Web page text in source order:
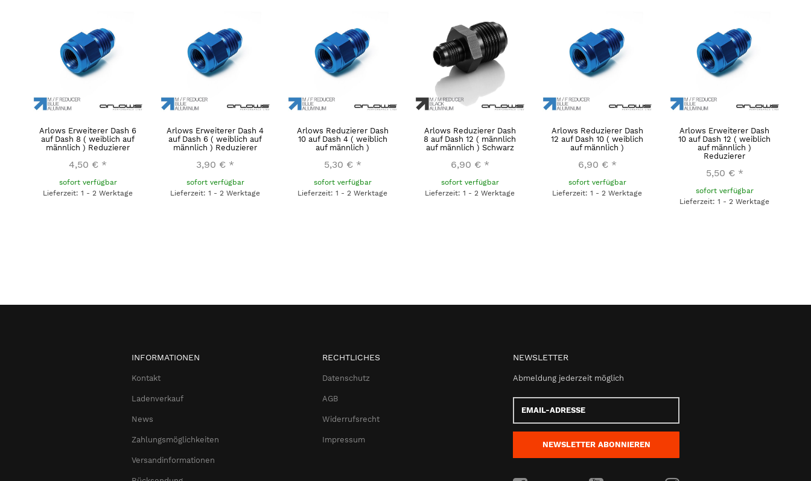
Arlows Erweiterer Dash 6
auf Dash 8 ( weiblich auf
männlich ) Reduzierer
4,50 € *
sofort verfügbar
Lieferzeit: 1 - 2 Werktage
Arlows Erweiterer Dash 4
auf Dash 6 ( weiblich auf
männlich ) Reduzierer
3,90 € *
sofort verfügbar
Lieferzeit: 1 - 2 Werktage
Arlows Reduzierer Dash
10 auf Dash 4 ( weiblich
auf männlich )
5,30 € *
sofort verfügbar
Lieferzeit: 1 - 2 Werktage
Arlows Reduzierer Dash
8 auf Dash 12 ( männlich
auf männlich ) Schwarz
6,90 € *
sofort verfügbar
Lieferzeit: 1 - 2 Werktage
Arlows Reduzierer Dash
12 auf Dash 10 ( weiblich
auf männlich )
6,90 € *
sofort verfügbar
Lieferzeit: 1 - 2 Werktage
Arlows Erweiterer Dash
10 auf Dash 12 ( weiblich
auf männlich )
Reduzierer
5,50 € *
sofort verfügbar
Lieferzeit: 1 - 2 Werktage
INFORMATIONEN
Kontakt
Ladenverkauf
News
Zahlungsmöglichkeiten
Versandinformationen
RECHTLICHES
Datenschutz
AGB
Widerrufsrecht
Impressum
NEWSLETTER
Abmeldung jederzeit möglich
Email-
Adresse
NEWSLETTER ABONNIEREN